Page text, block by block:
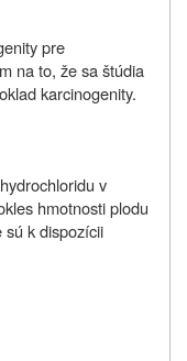
pre
na to, že sa štúdia
karcinogenity.
v
hmotnosti plodu
sú k dispozícii